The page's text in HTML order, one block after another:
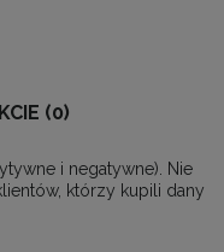
(0)
i negatywne). Nie
którzy kupili dany